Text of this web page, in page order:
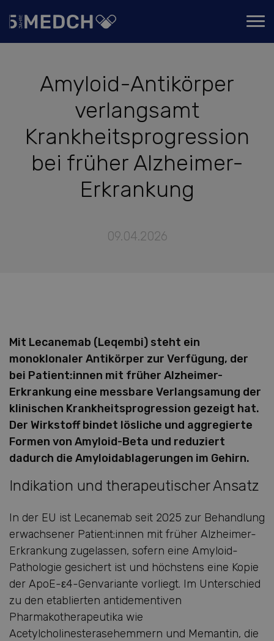
Amyloid-Antikörper
verlangsamt
Krankheitsprogression
bei früher Alzheimer-
Erkrankung
09.04.2026
Mit Lecanemab (Leqembi) steht ein
monoklonaler Antikörper zur Verfügung, der
bei Patient:innen mit früher Alzheimer-
Erkrankung eine messbare Verlangsamung der
klinischen Krankheitsprogression gezeigt hat.
Der Wirkstoff bindet lösliche und aggregierte
Formen von Amyloid-Beta und reduziert
dadurch die Amyloidablagerungen im Gehirn.
Indikation und therapeutischer Ansatz
In der EU ist Lecanemab seit 2025 zur Behandlung
erwachsener Patient:innen mit früher Alzheimer-
Erkrankung zugelassen, sofern eine Amyloid-
Pathologie gesichert ist und höchstens eine Kopie
der ApoE-ε4-Genvariante vorliegt. Im Unterschied
zu den etablierten antidementiven
Pharmakotherapeutika wie
Acetylcholinesterasehemmern und Memantin, die